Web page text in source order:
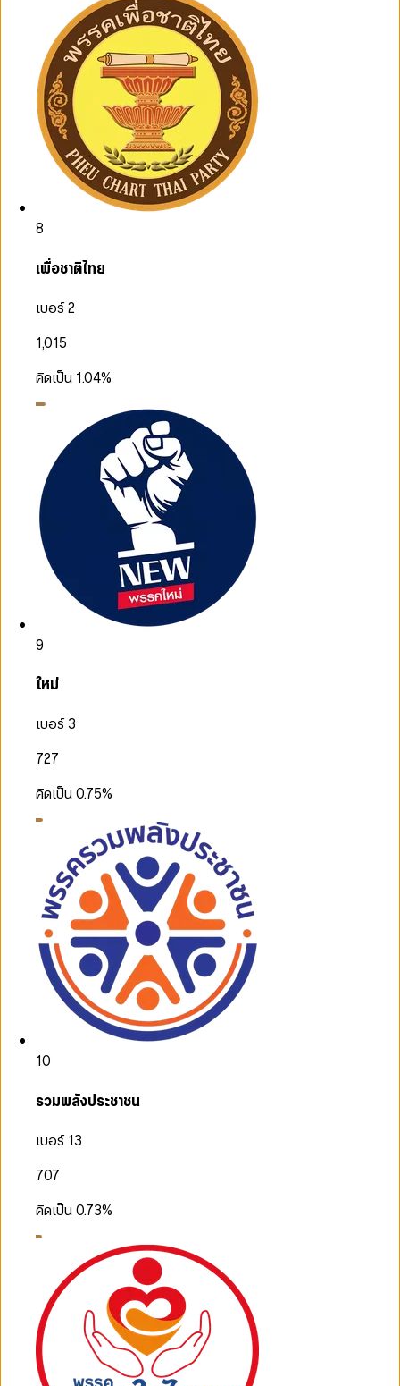
8
เพื่อชาติไทย
เบอร์ 2
1,015
คิดเป็น 1.04%
9
ใหม่
เบอร์ 3
727
คิดเป็น0.75%
10
รวมพลังประชาชน
เบอร์ 13
707
คิดเป็น0.73%